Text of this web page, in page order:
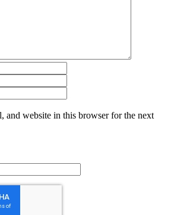
and website in this browser for the next